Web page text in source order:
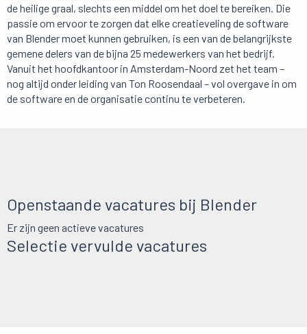
de heilige graal, slechts een middel om het doel te bereiken. Die
passie om ervoor te zorgen dat elke creatieveling de software
van Blender moet kunnen gebruiken, is een van de belangrijkste
gemene delers van de bijna 25 medewerkers van het bedrijf.
Vanuit het hoofdkantoor in Amsterdam-Noord zet het team –
nog altijd onder leiding van Ton Roosendaal – vol overgave in om
de software en de organisatie continu te verbeteren.
Selectie vervulde vacatures
Openstaande vacatures bij Blender
Er zijn geen actieve vacatures